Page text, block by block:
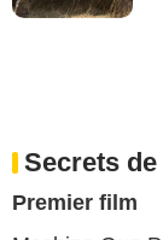
Secrets
Premier film